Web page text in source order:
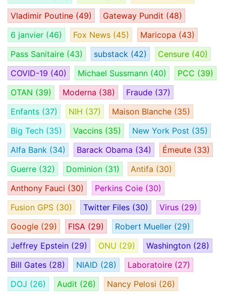
Vladimir Poutine (49) Gateway Pundit (48)
6 janvier (46) Fox News (45) Maricopa (43)
Pass Sanitaire (43) substack (42) Censure (40)
COVID-19 (40) Michael Sussmann (40) PCC (39)
OTAN (39) Moderna (38) Fraude (37)
Enfants (37) NIH (37) Maison Blanche (35)
Big Tech (35) Vaccins (35) New York Post (35)
Alfa Bank (34) Barack Obama (34) Émeute (33)
Guerre (32) Dominion (31) Antifa (30)
Anthony Fauci (30) Perkins Coie (30)
Fusion GPS (30) Twitter Files (30) Virus (29)
Google (29) FISA (29) Robert Mueller (29)
Jeffrey Epstein (29) ONU (29) Washington (28)
Bill Gates (28) NIAID (28) Laboratoire (27)
DOJ (26) Audit (26) Nancy Pelosi (26)